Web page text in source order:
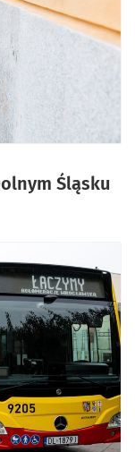
Śląsku